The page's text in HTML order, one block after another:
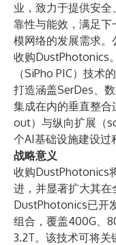
业，致力于提供安
靠性与能效，满足
模网络的发展需求
收购DustPhotonics
（SiPho PIC）技术
打造涵盖SerDes、
集成在内的垂直整
out）与纵向扩展（
个AI基础设施建设过
战略意义
收购DustPhotonics
进，并显著扩大其在
DustPhotonics已开
组合，覆盖400G、
3.2T。该技术可将关